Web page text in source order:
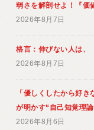
弱さを解剖せよ！『価
2026年8月7日
格言：伸びない人は、
2026年8月7日
「優しくしたから好
が明かす“自己知覚理
2026年8月6日